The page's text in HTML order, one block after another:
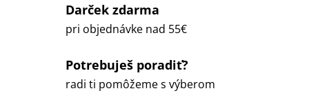
Darček zdarma
pri objednávke nad 55€
Potrebuješ poradiť?
radi ti pomôžeme s výberom